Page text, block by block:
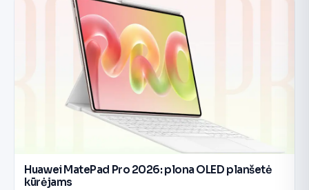
Huawei MatePad Pro 2026: plona OLED planšetė
kūrėjams